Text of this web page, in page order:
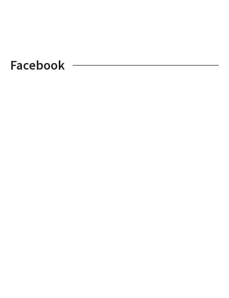
Facebook